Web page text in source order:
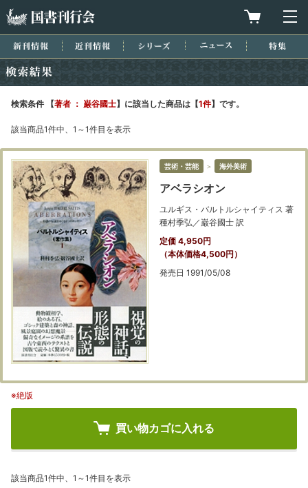
買物カゴを
新刊情報 近刊情報 シリーズ ニュース
検索条件 【著者 ： 巌谷國士】に該当した商品は【1件】です。
該当商品1件中、1～1件目を表示
芸術・芸能 ＞ 海外美術
アベラシオン
ユルギス・バルトルシャイティス 著
種村季弘／巌谷國士 訳
定価 4,950円
（本体価格4,500円）
発売日 1991/05/08
※絶版
買い物カゴに入れる
該当商品1件中、1～1件目を表示